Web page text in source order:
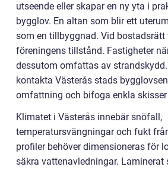
utseende eller skapar en ny yta i
bygglov. En altan som blir ett
som en tillbyggnad. Vid
föreningens tillstånd. Fastigheter
dessutom omfattas av
kontakta Västerås stads
omfattning och bifoga enkla
Klimatet i Västerås innebär snöfall,
temperatursvängningar och fukt
profiler behöver dimensioneras för
säkra vattenavledningar. Laminerat